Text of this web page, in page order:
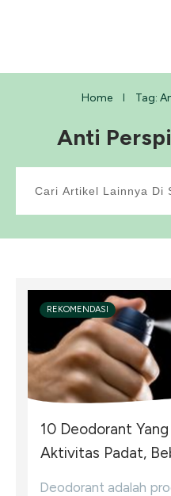
Home Tag:
Anti
REKOMENDASI
10 Deodorant
Aktivitas Padat,
Deodorant adalah